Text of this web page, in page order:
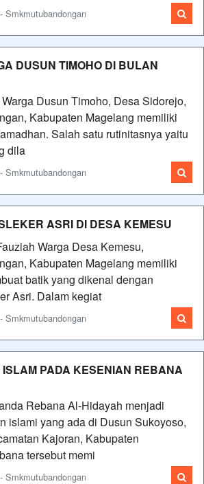
Smkmutubandongan
DUSUN TIMOHO DI BULAN
Dusun Timoho, Desa Sidorejo,
Kabupaten Magelang memiliki
Salah satu rutinitasnya yaitu
dila
Smkmutubandongan
ASRI DI DESA KEMESU
Warga Desa Kemesu,
Kabupaten Magelang memiliki
batik yang dikenal dengan
Asri. Dalam kegiat
Smkmutubandongan
PADA KESENIAN REBANA
Rebana Al-Hidayah menjadi
islami yang ada di Dusun Sukoyoso,
Kajoran, Kabupaten
tersebut memi
Smkmutubandongan